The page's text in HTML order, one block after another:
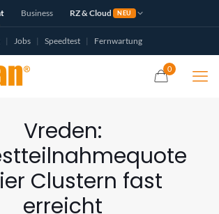
Business RZ & Cloud NEU
| Jobs | Speedtest | Fernwartung
0
Vreden:
Clustern fast
erreicht